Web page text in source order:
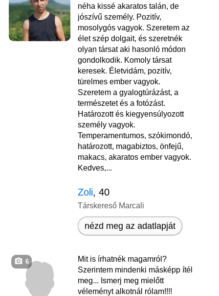
néha kissé akaratos talán, de
jószívű személy. Pozitív,
mosolygós vagyok. Szeretem az
élet szép dolgait, és szeretnék
olyan társat aki hasonló módon
gondolkodik. Komoly társat
keresek. Életvidám, pozitív,
türelmes ember vagyok.
Szeretem a gyalogtúrázást, a
természetet és a fotózást.
Határozott és kiegyensúlyozott
személy vagyok.
Temperamentumos, szókimondó,
határozott, magabiztos, önfejű,
makacs, akaratos ember vagyok.
Kedves,...
Zoli, 40
Társkereső Marcali
nézd meg az adatlapját
6
Mit is írhatnék magamról?
Szerintem mindenki másképp ítél
meg... Ismerj meg mielőtt
véleményt alkotnál rólam!!!!